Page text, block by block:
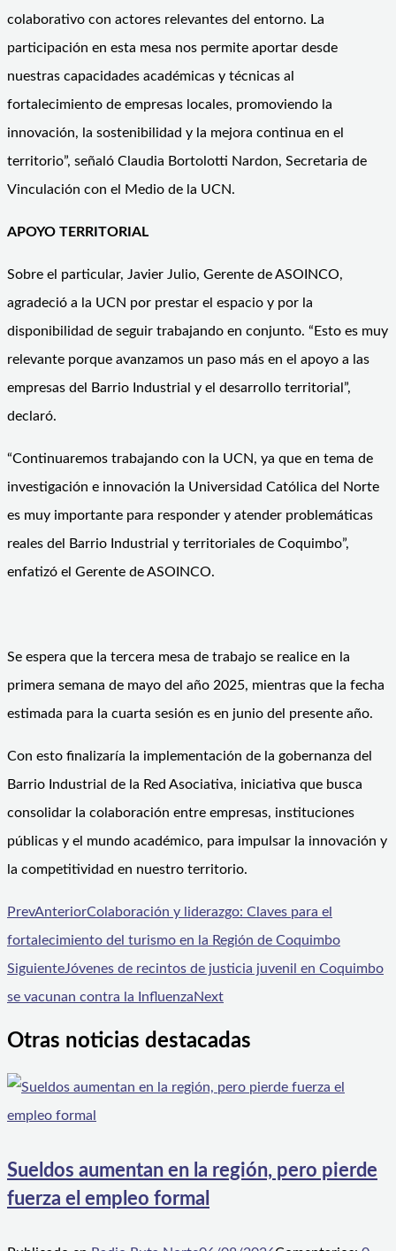
colaborativo con actores relevantes del entorno. La
participación en esta mesa nos permite aportar desde
nuestras capacidades académicas y técnicas al
fortalecimiento de empresas locales, promoviendo la
innovación, la sostenibilidad y la mejora continua en el
territorio”, señaló Claudia Bortolotti Nardon, Secretaria de
Vinculación con el Medio de la UCN.
APOYO TERRITORIAL
Sobre el particular, Javier Julio, Gerente de ASOINCO,
agradeció a la UCN por prestar el espacio y por la
disponibilidad de seguir trabajando en conjunto. “Esto es muy
relevante porque avanzamos un paso más en el apoyo a las
empresas del Barrio Industrial y el desarrollo territorial”,
declaró.
“Continuaremos trabajando con la UCN, ya que en tema de
investigación e innovación la Universidad Católica del Norte
es muy importante para responder y atender problemáticas
reales del Barrio Industrial y territoriales de Coquimbo”,
enfatizó el Gerente de ASOINCO.
Se espera que la tercera mesa de trabajo se realice en la
primera semana de mayo del año 2025, mientras que la fecha
estimada para la cuarta sesión es en junio del presente año.
Con esto finalizaría la implementación de la gobernanza del
Barrio Industrial de la Red Asociativa, iniciativa que busca
consolidar la colaboración entre empresas, instituciones
públicas y el mundo académico, para impulsar la innovación y
la competitividad en nuestro territorio.
PrevAnteriorColaboración y liderazgo: Claves para el
fortalecimiento del turismo en la Región de Coquimbo
SiguienteJóvenes de recintos de justicia juvenil en Coquimbo
se vacunan contra la InfluenzaNext
Otras noticias destacadas
Sueldos aumentan en la región, pero pierde
fuerza el empleo formal